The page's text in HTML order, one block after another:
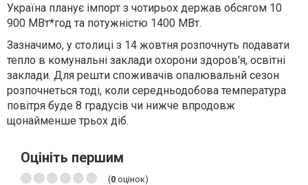
Україна планує імпорт з чотирьох держав обсягом 10
900 МВт*год та потужністю 1400 МВт.
Зазначимо, у столиці з 14 жовтня розпочнуть подавати
тепло в комунальні заклади охорони здоров'я, освітні
заклади. Для решти споживачів опалювальнй сезон
розпочнеться тоді, коли середньодобова температура
повітря буде 8 градусів чи нижче впродовж
щонайменше трьох діб.
Оцініть першим
(0 оцінок)